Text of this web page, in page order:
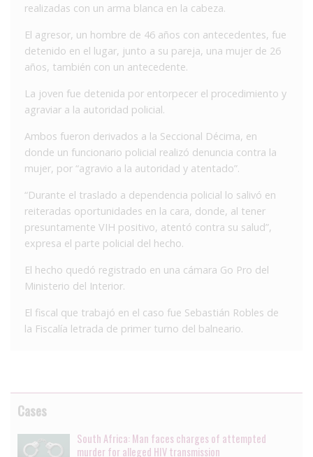
realizadas con un arma blanca en la cabeza.
El agresor, un hombre de 46 años con antecedentes, fue
detenido en el lugar, junto a su pareja, una mujer de 26
años, también con un antecedente.
La joven fue detenida por entorpecer el procedimiento y
agraviar a la autoridad policial.
Ambos fueron derivados a la Seccional Décima, en
donde un funcionario policial realizó denuncia contra la
mujer, por “agravio a la autoridad y atentado”.
“Durante el traslado a dependencia policial lo salivó en
reiteradas oportunidades en la cara, donde, al tener
presuntamente VIH positivo, atentó contra su salud”,
expresa el parte policial del hecho.
El hecho quedó registrado en una cámara Go Pro del
Ministerio del Interior.
El fiscal que trabajó en el caso fue Sebastián Robles de
la Fiscalía letrada de primer turno del balneario.
Cases
South Africa: Man faces charges of attempted
murder for alleged HIV transmission